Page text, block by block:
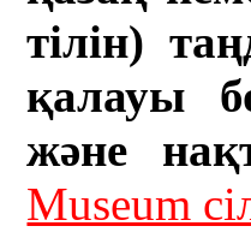
тілін)
қалауы
және
Museum